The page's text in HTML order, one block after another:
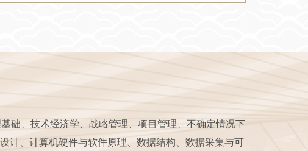
础、技术经济学、战略管理、项目管理、不确定情况下
计、计算机硬件与软件原理、数据结构、数据采集与可